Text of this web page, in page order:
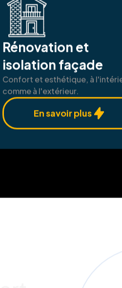
Rénovation et
isolation façade
Confort et esthétique, à
comme à l'extérieur.
En savoir plus